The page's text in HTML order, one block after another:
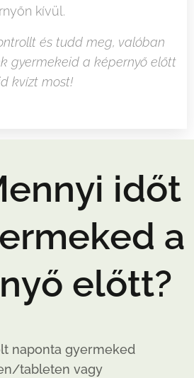
kívül.
és tudd meg, valóban
gyermekeid a képernyő előtt
kvízt most!
időt
a
előtt?
naponta gyermeked
tableten vagy